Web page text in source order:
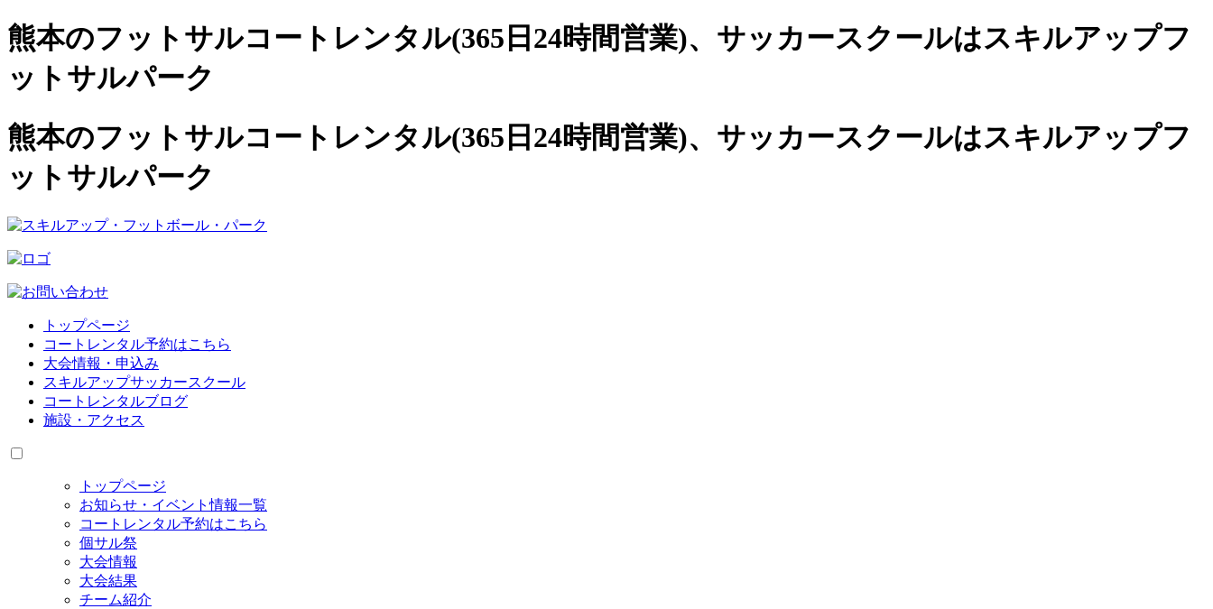
熊本のフットサルコートレンタル(365日24時間営業)、 サッカースクールはスキルアップフ
ットサルパーク
熊本のフットサルコートレンタル(365日24時間営業)、サッカースクールはスキルアップフ
ットサルパーク
トップページ
コートレンタル予約はこちら
大会情報・申込み
スキルアップサッカースクール
コートレンタルブログ
施設・アクセス
トップページ
お知らせ・イベント情報一覧
コートレンタル予約はこちら
個サル祭
大会情報
大会結果
チーム紹介